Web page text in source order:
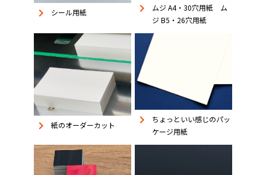
keyboard_arrow_right シール用紙 keyboard_arrow_right
ムジ A4・30穴用紙 ム
ジ B5・26穴用紙
keyboard_arrow_right 紙のオーダーカット keyboard_arrow_right
ちょっといい感じのパッ
ケージ用紙